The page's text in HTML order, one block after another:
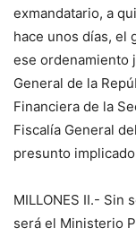
exmandatario, a
hace unos días, el
ese ordenamiento
General de la
Financiera de la
Fiscalía General
presunto
MILLONES II.- Sin
será el Ministerio